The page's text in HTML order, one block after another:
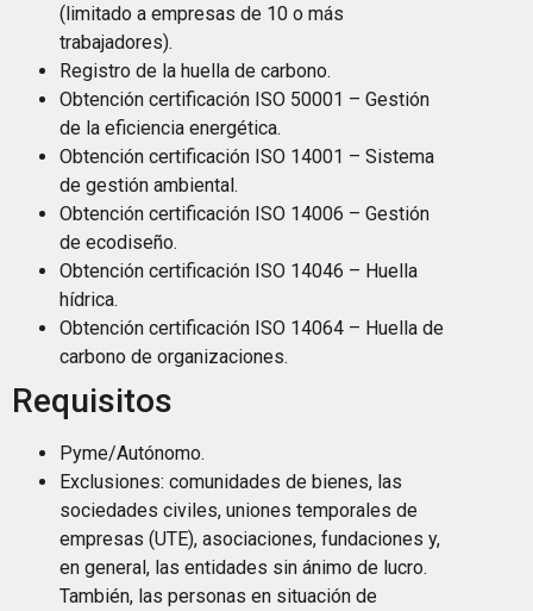
(limitado a empresas de 10 o más
trabajadores).
Registro de la huella de carbono.
Obtención certificación ISO 50001 – Gestión
de la eficiencia energética.
Obtención certificación ISO 14001 – Sistema
de gestión ambiental.
Obtención certificación ISO 14006 – Gestión
de ecodiseño.
Obtención certificación ISO 14046 – Huella
hídrica.
Obtención certificación ISO 14064 – Huella de
carbono de organizaciones.
Requisitos
Pyme/Autónomo.
Exclusiones: comunidades de bienes, las
sociedades civiles, uniones temporales de
empresas (UTE), asociaciones, fundaciones y,
en general, las entidades sin ánimo de lucro.
También, las personas en situación de